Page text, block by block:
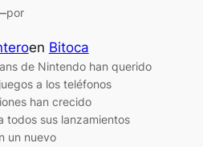
por
en Bitoca
de Nintendo han querido
a los teléfonos
han crecido
todos sus lanzamientos
un nuevo